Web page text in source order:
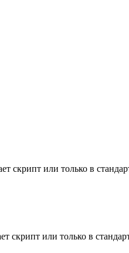
скрипт или только в
скрипт или только в